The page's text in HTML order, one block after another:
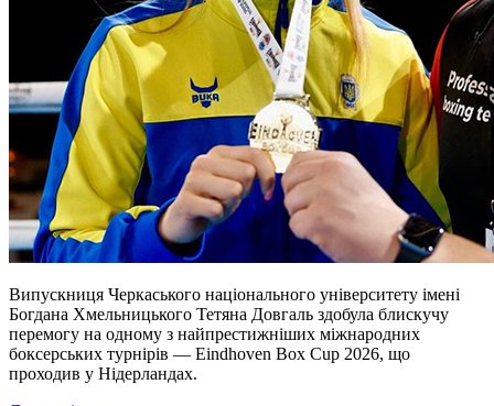
Випускниця Черкаського національного університету імені
Богдана Хмельницького Тетяна Довгаль здобула блискучу
перемогу на одному з найпрестижніших міжнародних
боксерських турнірів — Eindhoven Box Cup 2026, що
проходив у Нідерландах.